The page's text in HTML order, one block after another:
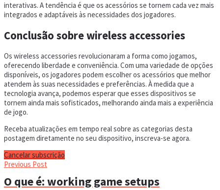
interativas. A tendência é que os acessórios se tornem cada vez mais
integrados e adaptáveis às necessidades dos jogadores.
Conclusão sobre wireless accessories
Os wireless accessories revolucionaram a forma como jogamos,
oferecendo liberdade e conveniência. Com uma variedade de opções
disponíveis, os jogadores podem escolher os acessórios que melhor
atendem às suas necessidades e preferências. À medida que a
tecnologia avança, podemos esperar que esses dispositivos se
tornem ainda mais sofisticados, melhorando ainda mais a experiência
de jogo.
Receba atualizações em tempo real sobre as categorias desta
postagem diretamente no seu dispositivo, inscreva-se agora.
Cancelar subscrição
Previous Post
O que é: working game setups